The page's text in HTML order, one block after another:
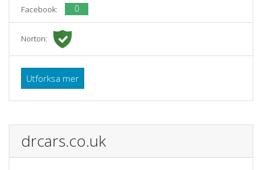
Facebook: 0
Norton:
Utforksa mer
drcars.co.uk